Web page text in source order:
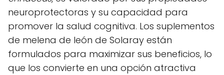
neuroprotectoras y su capacidad para
promover la salud cognitiva. Los suplementos
de melena de león de Solaray están
formulados para maximizar sus beneficios, lo
que los convierte en una opción atractiva